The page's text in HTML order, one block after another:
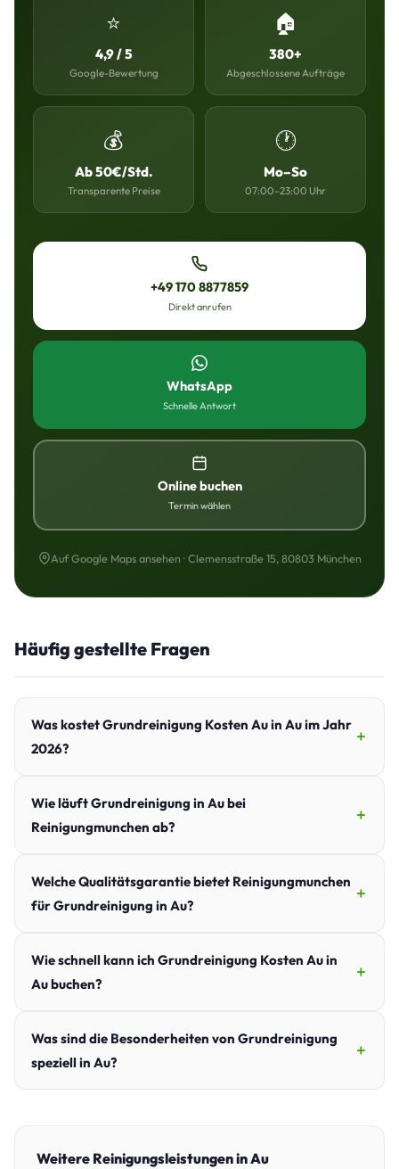
⭐
4,9 / 5
Google-Bewertung
🏠
380+
Abgeschlossene Aufträge
💰
Ab 50€/Std.
Transparente Preise
🕐
Mo–So
07:00–23:00 Uhr
+49 170 8877859
Direkt anrufen
WhatsApp
Schnelle Antwort
Online buchen
Termin wählen
Auf Google Maps ansehen · Clemensstraße 15, 80803 München
Häufig gestellte Fragen
Was kostet Grundreinigung Kosten Au in Au im Jahr
2026?
Wie läuft Grundreinigung in Au bei
Reinigungmunchen ab?
Welche Qualitätsgarantie bietet Reinigungmunchen
für Grundreinigung in Au?
Wie schnell kann ich Grundreinigung Kosten Au in
Au buchen?
Was sind die Besonderheiten von Grundreinigung
speziell in Au?
Weitere Reinigungsleistungen in Au